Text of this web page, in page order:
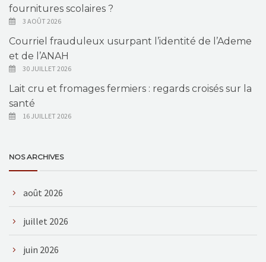
fournitures scolaires ?
3 AOÛT 2026
Courriel frauduleux usurpant l’identité de l’Ademe
et de l’ANAH
30 JUILLET 2026
Lait cru et fromages fermiers : regards croisés sur la
santé
16 JUILLET 2026
NOS ARCHIVES
août 2026
juillet 2026
juin 2026